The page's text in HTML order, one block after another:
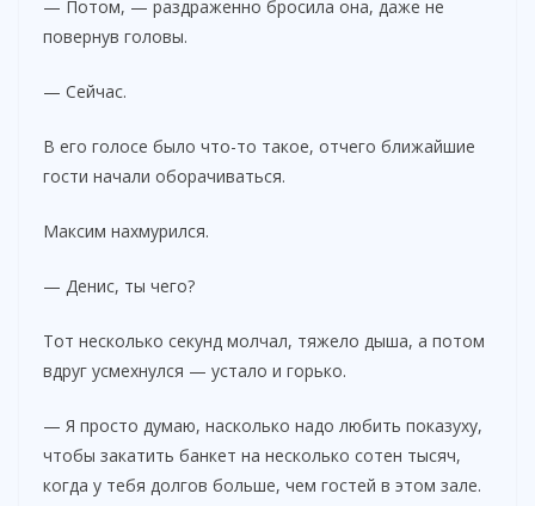
— Потом, — раздраженно бросила она, даже не
повернув головы.
— Сейчас.
В его голосе было что-то такое, отчего ближайшие
гости начали оборачиваться.
Максим нахмурился.
— Денис, ты чего?
Тот несколько секунд молчал, тяжело дыша, а потом
вдруг усмехнулся — устало и горько.
— Я просто думаю, насколько надо любить показуху,
чтобы закатить банкет на несколько сотен тысяч,
когда у тебя долгов больше, чем гостей в этом зале.